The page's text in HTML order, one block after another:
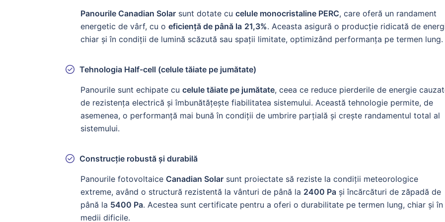
Panourile Canadian Solar sunt dotate cu celule monocristaline PERC, care oferă un randament
energetic de vârf, cu o eficiență de până la 21,3%. Aceasta asigură o producție ridicată de
chiar și în condiții de lumină scăzută sau spații limitate, optimizând performanța pe termen lung.
Tehnologia Half-cell (celule tăiate pe jumătate)
Panourile sunt echipate cu celule tăiate pe jumătate, ceea ce reduce pierderile de energie
de rezistența electrică și îmbunătățește fiabilitatea sistemului. Această tehnologie permite, de
asemenea, o performanță mai bună în condiții de umbrire parțială și crește randamentul total al
sistemului.
Construcție robustă și durabilă
Panourile fotovoltaice Canadian Solar sunt proiectate să reziste la condiții meteorologice
extreme, având o structură rezistentă la vânturi de până la 2400 Pa și încărcături de zăpadă de
până la 5400 Pa. Acestea sunt certificate pentru a oferi o durabilitate pe termen lung, chiar și în
medii dificile.